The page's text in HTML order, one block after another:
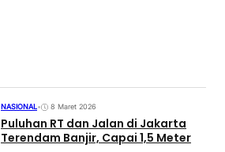
NASIONAL• 8 Maret 2026
Puluhan RT dan Jalan di Jakarta
Terendam Banjir, Capai 1,5 Meter